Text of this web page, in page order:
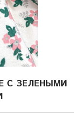
С ЗЕЛЕНЫМИ